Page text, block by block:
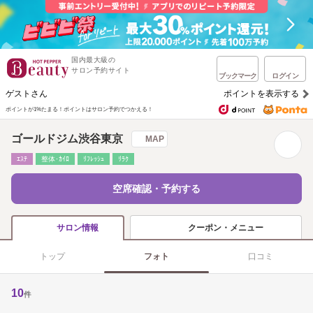
国内最大級の
サロン予約サイト
ブックマーク ログイン
ゲストさん ポイントを表示する
ポイントが1%たまる！ ポイントはサロン予約でつかえる！
ゴールドジム渋谷東京 MAP
ｴｽﾃ 整体･ｶｲﾛ ﾘﾌﾚｯｼｭ ﾘﾗｸ
空席確認・予約する
サロン情報 クーポン・メニュー
トップ フォト 口コミ
10件